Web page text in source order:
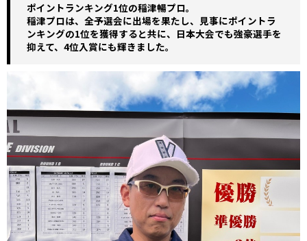
ポイントランキング1位の稲津暢プロ。
稲津プロは、全予選会に出場を果たし、見事にポイントラ
ンキングの1位を獲得すると共に、日本大会でも強豪選手を
抑えて、4位入賞にも輝きました。